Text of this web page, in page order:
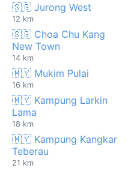
🇸🇬 Jurong West
12 km
🇸🇬 Choa Chu Kang
New Town
14 km
🇲🇾 Mukim Pulai
16 km
🇲🇾 Kampung Larkin
Lama
18 km
🇲🇾 Kampung Kangkar
Teberau
21 km